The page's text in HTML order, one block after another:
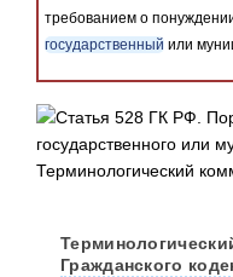
требованием о
государственный или
Гражданского